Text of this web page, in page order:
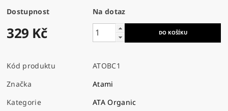
Dostupnost Na dotaz
329 Kč
Kód produktu
ATOBC1
Značka
Atami
Kategorie
ATA Organic